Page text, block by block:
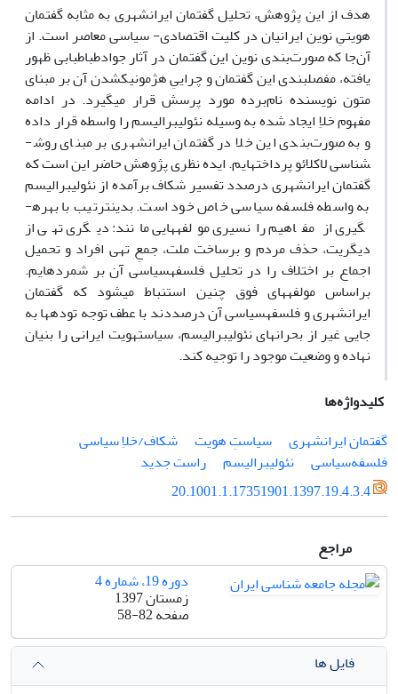
هدف از این پژوهش، تحلیل گفتمان ایرانشهری به مثابه گفتمان
هویتیِ نوین ایرانیان در کلیت اقتصادی- سیاسی معاصر است. از
آن‌جا که صورت‌بندی نوین این گفتمان در آثار جوادطباطبابی ظهور
یافته، مفصل­بندی این گفتمان و چراییِ هژمونیک­شدن آن بر مبنای
متون نویسنده نام‌برده مورد پرسش قرار می­گیرد. در ادامه
مفهوم خلاِ ایجاد شده به وسیله نئولیبرالیسم را واسطه قرار داده
و به صورت‌بندی این خلا در گفتمان ایرانشهری بر مبنای روش­
شناسی لاکلائو پرداخته­ایم. ایده نظری پژوهش حاضر این است که
گفتمان ایرانشهری درصدد تفسیر شکاف برآمده از نئولیبرالیسم
به واسطه فلسفه ­سیاسی خاص خود است. بدین­ترتیب با بهره­
گیری از مفاهیم رانسیری مولفه­هایی مانند: دیگری تهی از
دیگریت، حذف مردم و برساخت ملت، جمعِ تهی افراد و تحمیل
اجماع بر اختلاف را در تحلیل فلسفه­سیاسی آن بر شمرده­ایم.
براساس مولفه­های فوق چنین استنباط می­شود که گفتمان
ایرانشهری و فلسفه­سیاسی آن درصددند با عطف توجه توده­ها به
جایی غیر از بحران­های نئولیبرالیسم، سیاست­هویت ایرانی را بنیان
نهاده و وضعیت موجود را توجیه کند.
کلیدواژه‌ها
گفتمان ایرانشهری
سیاستِ ‌هویت
شکاف/خلاِ سیاسی
فلسفه‌سیاسی
نئولیبرالیسم
راست جدید
20.1001.1.17351901.1397.19.4.3.4
مراجع
دوره 19، شماره 4
زمستان 1397
صفحه58-82
فایل ها